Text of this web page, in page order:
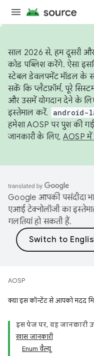
साल 2026 से, हम दूसरी और
कोड पब्लिश करेंगे. ऐसा
स्टेबल डेवलपमेंट मॉडल के
सकें कि प्लैटफ़ॉर्म, पूरे
और उसमें योगदान देने के
इस्तेमाल करें.
android-
हमेशा AOSP पर पुश की
जानकारी के लिए, AOSP में
Google आपकी पसंदीदा
एआई टेक्नोलॉजी का
गलतियां हो सकती हैं.
AOSP
क्या इस कॉन्टेंट से आपको मदद
इस पेज पर, यह जानकारी
खास जानकारी
Enum वैल्यू